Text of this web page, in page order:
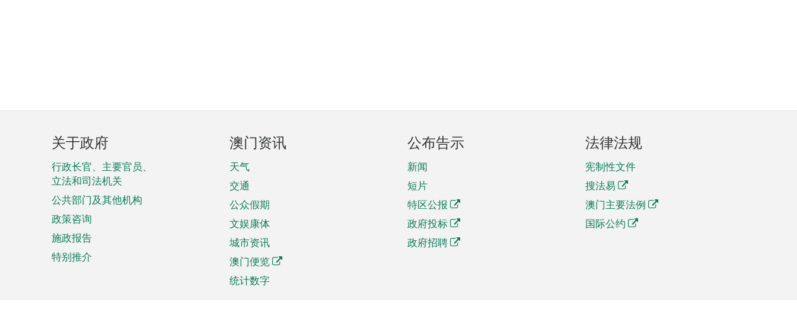
页
脚
菜
单
关于政府
行政长官、主要官员、
立法和司法机关
公共部门及其他机构
政策咨询
施政报告
特别推介
澳门资讯
天气
交通
公众假期
文娱康体
城市资讯
澳门便览
统计数字
公布告示
新闻
短片
特区公报
政府投标
政府招聘
法律法规
宪制性文件
搜法易
澳门主要法例
国际公约